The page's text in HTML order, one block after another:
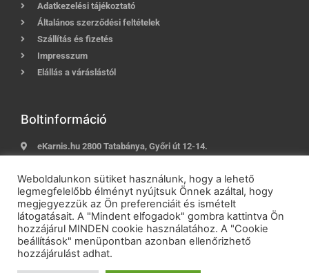
Adatkezelési tájékoztató
Általános szerződési feltételek
Szállítás és fizetés
Impresszum
Elállás a váráslástól
Boltinformáció
eKarnis.hu 2800 Tatabánya, Győri út 12-14.
E-mail:info@ekarnis.hu
2021 © eKarnis.hu| Karnis és Függöny Webáruház | Minden
jog fenntartva!
Powered by
Weboldalunkon sütiket használunk, hogy a lehető
legmegfelelőbb élményt nyújtsuk Önnek azáltal, hogy
megjegyezzük az Ön preferenciáit és ismételt
látogatásait. A "Mindent elfogadok" gombra kattintva Ön
hozzájárul MINDEN cookie használatához. A "Cookie
beállítások" menüpontban azonban ellenőrizhető
hozzájárulást adhat.